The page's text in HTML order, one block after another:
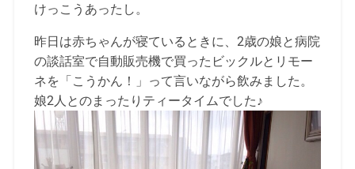
けっこうあったし。
昨日は赤ちゃんが寝ているときに、2歳の娘と病院
の談話室で自動販売機で買ったビックルとリモー
ネを「こうかん！」って言いながら飲みました。
娘2人とのまったりティータイムでした♪